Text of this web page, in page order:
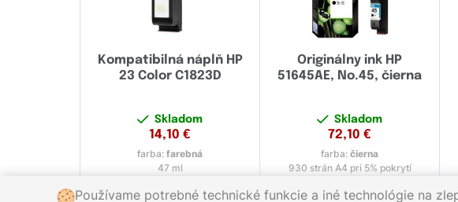
Kompatibilná náplň HP
23 Color C1823D
Skladom
14,10 €
farba:farebná
47 ml
Originálny ink HP
51645AE, No.45, čierna
Skladom
72,10 €
farba:čierna
930 strán A4 pri 5% pokrytí
Používame potrebné technické funkcie a iné technológie na